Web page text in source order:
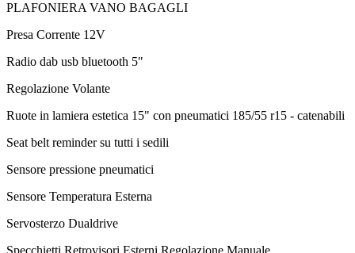
PLAFONIERA VANO BAGAGLI
Presa Corrente 12V
Radio dab usb bluetooth 5"
Regolazione Volante
Ruote in lamiera estetica 15" con pneumatici 185/55 r15 - catenabili
Seat belt reminder su tutti i sedili
Sensore pressione pneumatici
Sensore Temperatura Esterna
Servosterzo Dualdrive